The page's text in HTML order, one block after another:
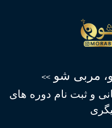
مربی شو>>
و ثبت نام دوره های